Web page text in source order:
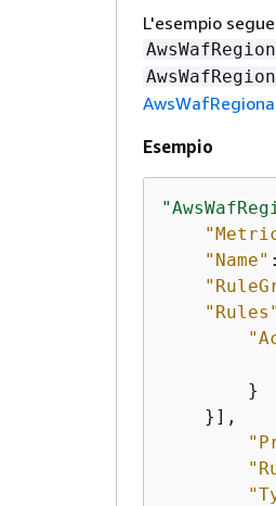
L'esempio
Esempio
"Name"
        }
    }],